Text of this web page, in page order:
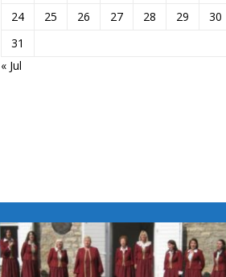
24
25 26 27 28 29
30
31
« Jul